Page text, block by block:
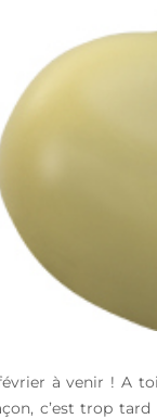
à venir ! A
c’est trop